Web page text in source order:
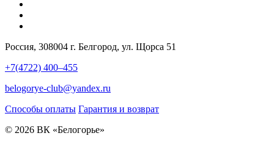
Россия, 308004 г. Белгород, ул. Щорса 51
+7(4722) 400–455
belogorye-club@yandex.ru
Способы оплаты Гарантия и возврат
© 2026 ВК «Белогорье»